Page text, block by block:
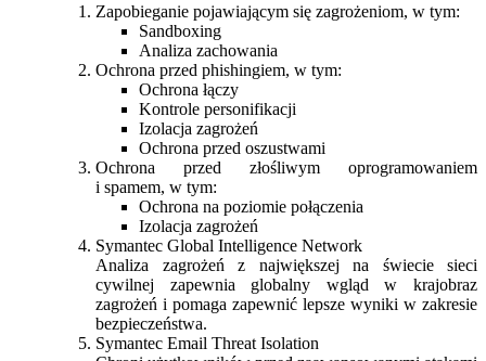
Zapobieganie pojawiającym się zagrożeniom, w tym:
Sandboxing
Analiza zachowania
Ochrona przed phishingiem, w tym:
Ochrona łączy
Kontrole personifikacji
Izolacja zagrożeń
Ochrona przed oszustwami
Ochrona przed złośliwym oprogramowaniem
i spamem, w tym:
Ochrona na poziomie połączenia
Izolacja zagrożeń
Symantec Global Intelligence Network
Analiza zagrożeń z największej na świecie sieci
cywilnej zapewnia globalny wgląd w krajobraz
zagrożeń i pomaga zapewnić lepsze wyniki w zakresie
bezpieczeństwa.
Symantec Email Threat Isolation